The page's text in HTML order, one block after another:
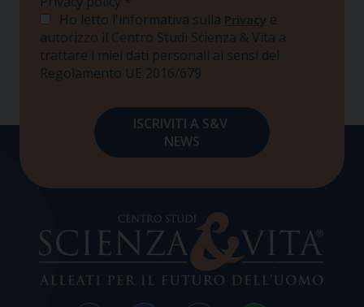
Ho letto l'informativa sulla Privacy e
autorizzo il Centro Studi Scienza & Vita a
trattare i miei dati personali ai sensi del
Regolamento UE 2016/679